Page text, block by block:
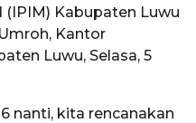
(IPIM) Kabupaten Luwu
Kantor
Luwu, Selasa, 5
nanti, kita rencanakan